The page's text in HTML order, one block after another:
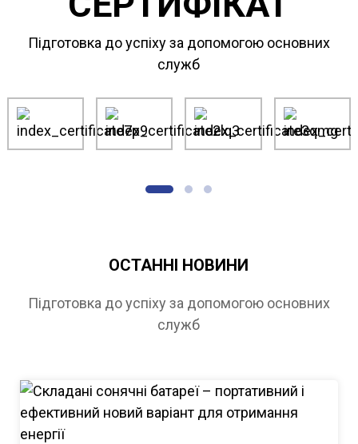
Підготовка до успіху за допомогою основних
служб
ОСТАННІ НОВИНИ
Підготовка до успіху за допомогою основних
служб